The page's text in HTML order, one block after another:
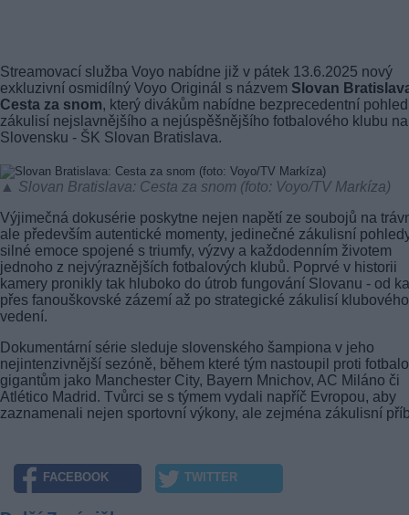
Streamovací služba Voyo nabídne již v pátek 13.6.2025 nový
exkluzivní osmidílný Voyo Originál s názvem Slovan
Cesta za snom, který divákům nabídne bezprecedentní
zákulisí nejslavnějšího a nejúspěšnějšího fotbalového klubu na
Slovensku - ŠK Slovan Bratislava.
▲ Slovan Bratislava: Cesta za snom (foto: Voyo/TV Markíza)
Výjimečná dokusérie poskytne nejen napětí ze soubojů na
ale především autentické momenty, jedinečné zákulisní
silné emoce spojené s triumfy, výzvy a každodenním životem
jednoho z nejvýraznějších fotbalových klubů. Poprvé v historii
kamery pronikly tak hluboko do útrob fungování Slovanu - od
přes fanouškovské zázemí až po strategické zákulisí klubového
vedení.
Dokumentární série sleduje slovenského šampiona v jeho
nejintenzivnější sezóně, během které tým nastoupil proti
gigantům jako Manchester City, Bayern Mnichov, AC Miláno či
Atlético Madrid. Tvůrci se s týmem vydali napříč Evropou, aby
zaznamenali nejen sportovní výkony, ale zejména zákulisní
FACEBOOK TWITTER